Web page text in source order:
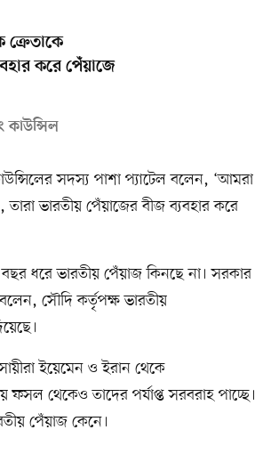
করে পেঁয়াজে
কাউন্সিল
সদস্য পাশা প্যাটেল বলেন, ‘আমরা
ভারতীয় পেঁয়াজের বীজ ব্যবহার করে
ধরে ভারতীয় পেঁয়াজ কিনছে না। সরকার
সৌদি কর্তৃপক্ষ ভারতীয়
ইয়েমেন ও ইরান থেকে
ফসল থেকেও তাদের পর্যাপ্ত সরবরাহ পাচ্ছে।
পেঁয়াজ কেনে।